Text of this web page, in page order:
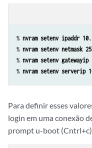
% nvram setenv ipaddr
% nvram setenv netmask
% nvram setenv gatewayip
% nvram setenv serverip
Para definir esses
login em uma conexão
prompt u-boot